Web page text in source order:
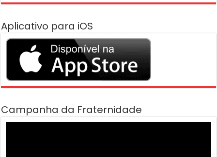
Aplicativo para iOS
Campanha da Fraternidade